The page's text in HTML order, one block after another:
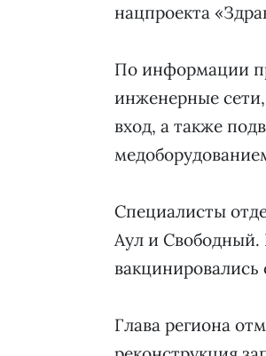
нацпроекта
По информации
инженерные
вход, а также
Специалисты
Аул и Свободный.
вакцинировались
Глава региона